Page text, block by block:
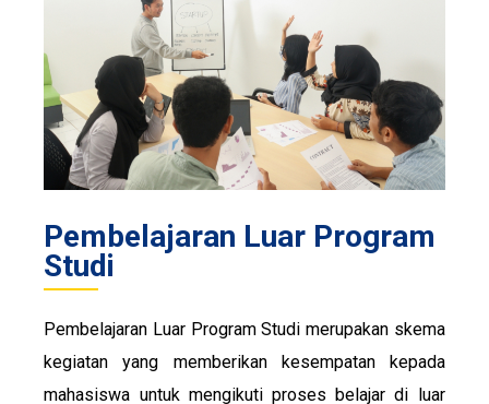
Pembelajaran Luar Program
Studi
Pembelajaran Luar Program Studi merupakan skema
kegiatan yang memberikan kesempatan kepada
mahasiswa untuk mengikuti proses belajar di luar